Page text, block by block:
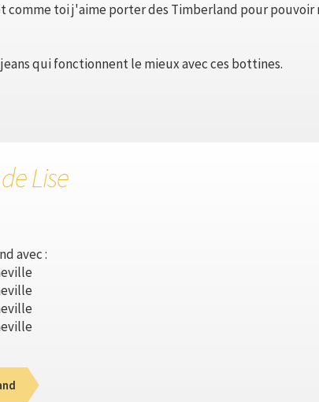
comme toi j'aime porter des Timberland pour
qui fonctionnent le mieux avec ces bottines.
de Lise
avec :